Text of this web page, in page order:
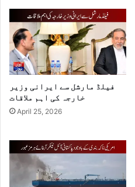
فیلڈ مارشل سے ایرانی وزیر
خارجہ کی اہم ملاقات
April 25, 2026